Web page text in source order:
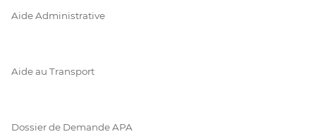
Aide Administrative
Aide au Transport
Dossier de Demande APA